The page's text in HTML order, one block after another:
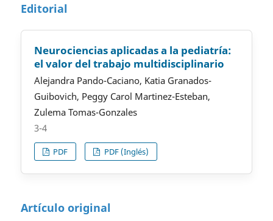
Editorial
Neurociencias aplicadas a la pediatría:
el valor del trabajo multidisciplinario
Alejandra Pando-Caciano, Katia Granados-
Guibovich, Peggy Carol Martinez-Esteban,
Zulema Tomas-Gonzales
3-4
PDF PDF (Inglés)
Artículo original